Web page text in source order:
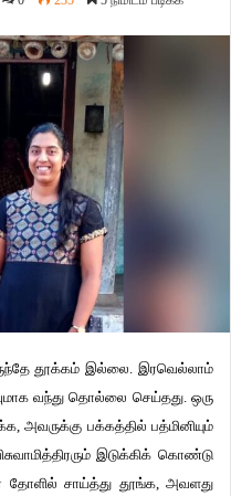
தூக்கம் இல்லை. இரவெல்லாம்
வந்து தொல்லை செய்தது. ஒரு
அவருக்கு பக்கத்தில் பத்மினியும்
இடுக்கிக் கொண்டு
தோளில் சாய்த்து தூங்க, அவளது